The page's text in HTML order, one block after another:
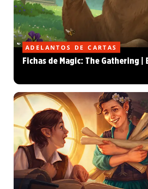
ADELANTOS DE CARTAS
Fichas de Magic: The Gathering |